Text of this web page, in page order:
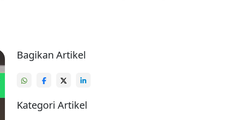
Bagikan Artikel
Kategori Artikel